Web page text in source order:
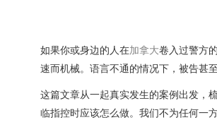
如果你或身边的人在加拿大卷入过警方
速而机械。语言不通的情况下，被告甚
这篇文章从一起真实发生的案例出发，
临指控时应该怎么做。我们不为任何一